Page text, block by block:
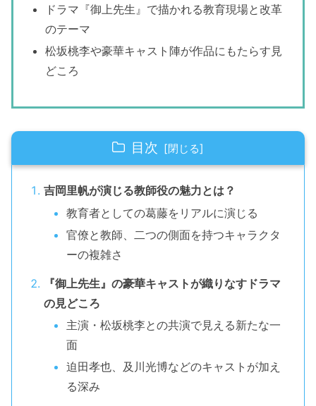
ドラマ『御上先生』で描かれる教育現場と改革
のテーマ
松坂桃李や豪華キャスト陣が作品にもたらす見
どころ
目次
吉岡里帆が演じる教師役の魅力とは？
教育者としての葛藤をリアルに演じる
官僚と教師、二つの側面を持つキャラクタ
ーの複雑さ
『御上先生』の豪華キャストが織りなすドラマ
の見どころ
主演・松坂桃李との共演で見える新たな一
面
迫田孝也、及川光博などのキャストが加え
る深み